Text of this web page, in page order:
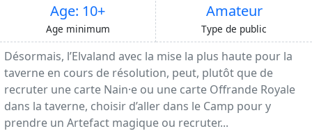
Age: 10+
Age minimum
Amateur
Type de public
Désormais, l’Elvaland avec la mise la plus haute pour la
taverne en cours de résolution, peut, plutôt que de
recruter une carte Nain·e ou une carte Offrande Royale
dans la taverne, choisir d’aller dans le Camp pour y
prendre un Artefact magique ou recruter...